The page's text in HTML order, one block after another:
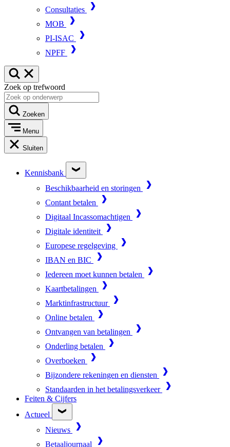
Consultaties
MOB
PI-ISAC
NPFF
Zoek op trefwoord
Zoeken
Menu
Sluiten
Kennisbank
Beschikbaarheid en storingen
Contant betalen
Digitaal Incassomachtigen
Digitale identiteit
Europese regelgeving
IBAN en BIC
Iedereen moet kunnen betalen
Kaartbetalingen
Marktinfrastructuur
Online betalen
Ontvangen van betalingen
Onderling betalen
Overboeken
Bijzondere rekeningen en diensten
Standaarden in het betalingsverkeer
Feiten & Cijfers
Actueel
Nieuws
Betaaljournaal